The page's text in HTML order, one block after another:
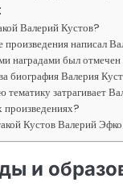
Валерий Кустов?
произведения написал
наградами был
биография Валерия
тематику затрагивает
произведениях?
Кустов Валерий
и